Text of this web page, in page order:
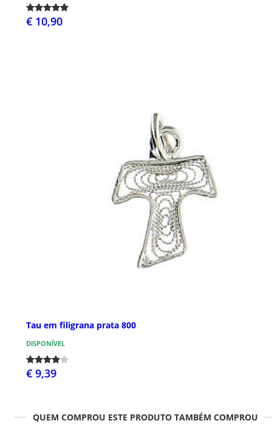
€ 10,90
Tau em filigrana prata 800
DISPONÍVEL
€ 9,39
QUEM COMPROU ESTE PRODUTO TAMBÉM COMPROU